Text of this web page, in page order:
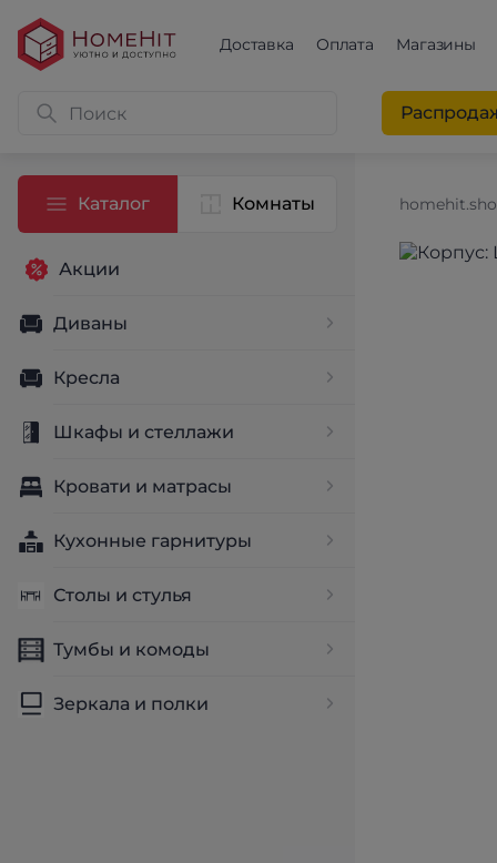
Доставка Оплата Магазины
Каталог Комнаты
Акции
Диваны
Кресла
Шкафы и стеллажи
Кровати и матрасы
Кухонные гарнитуры
Столы и стулья
Тумбы и комоды
Зеркала и полки